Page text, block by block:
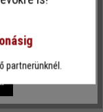
információ
elfogadása
partnerünknél.